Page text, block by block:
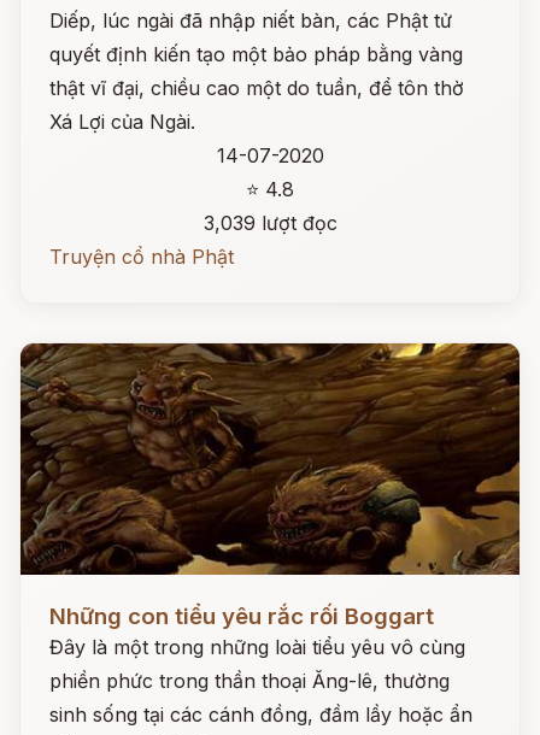
Diếp, lúc ngài đã nhập niết bàn, các Phật tử
quyết định kiến tạo một bảo pháp bằng vàng
thật vĩ đại, chiều cao một do tuần, để tôn thờ
Xá Lợi của Ngài.
14-07-2020
⭐ 4.8
3,039 lượt đọc
Truyện cổ nhà Phật
Những con tiểu yêu rắc rối Boggart
Đây là một trong những loài tiểu yêu vô cùng
phiền phức trong thần thoại Ăng-lê, thường
sinh sống tại các cánh đồng, đầm lầy hoặc ẩn